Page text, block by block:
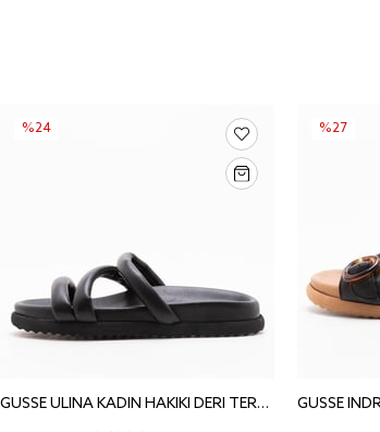
GUSSE ULINA KADIN HAKIKI DERI TERLIK 260717
%24 %27